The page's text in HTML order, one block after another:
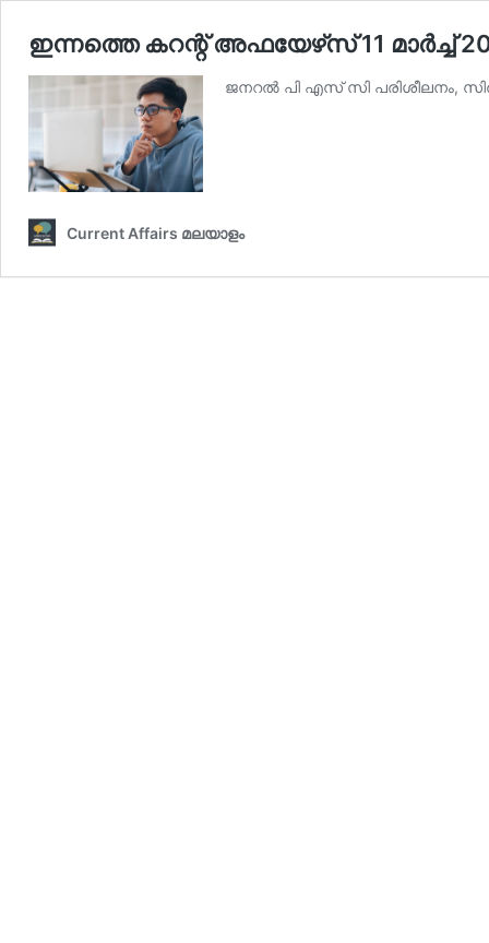
ഇന്നത്തെ കറന്റ് അഫയേഴ്‌സ് 11 മാര്‍ച്ച്‌
ജനറല്‍ പി എസ് സി പരിശീലനം,
Current Affairs മലയാളം